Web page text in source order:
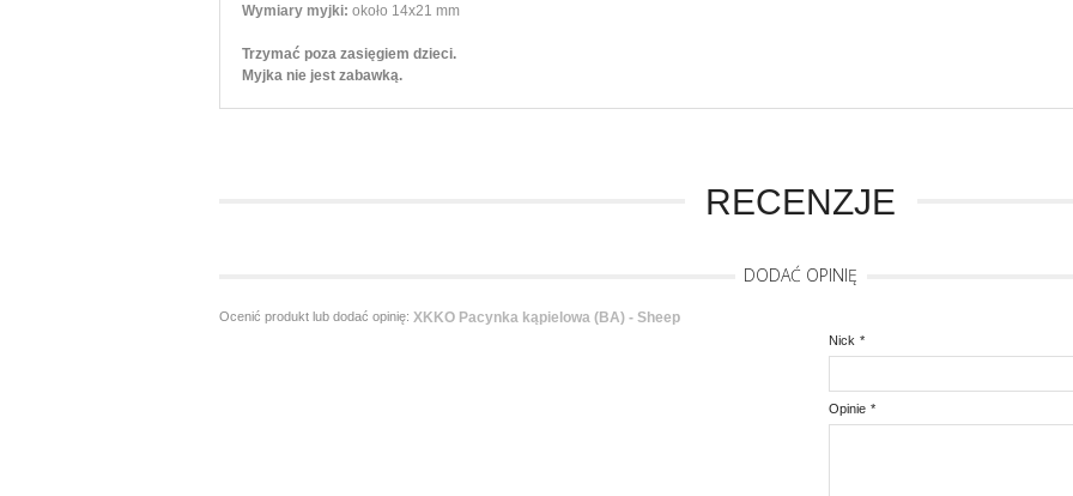
Wymiary myjki: około 14x21 mm
Trzymać poza zasięgiem dzieci.
Myjka nie jest zabawką.
RECENZJE
DODAĆ OPINIĘ
Ocenić produkt lub dodać opinię: XKKO Pacynka kąpielowa (BA) - Sheep
*
Nick
*
Opinie